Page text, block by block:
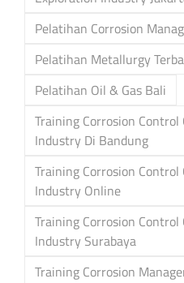
Pelatihan Corrosion
Pelatihan Metallurgy
Pelatihan Oil & Gas Bali
Training Corrosion
Industry Di Bandung
Training Corrosion
Industry Online
Training Corrosion
Industry Surabaya
Training Corrosion